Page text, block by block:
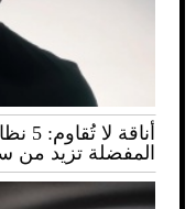
المفضلة تزيد